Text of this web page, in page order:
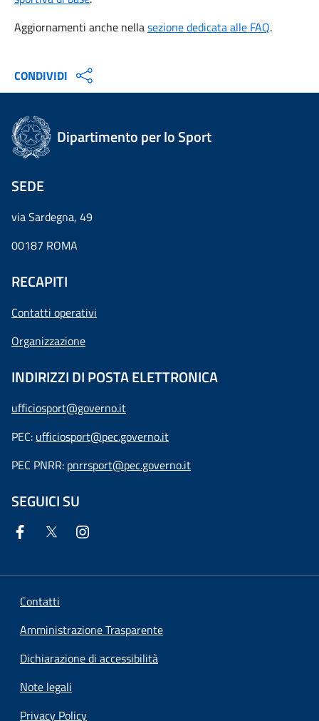
Aggiornamenti anche nellasezione dedicata alle FAQ.
CONDIVIDI
Dipartimento per lo Sport
SEDE
via Sardegna, 49
00187 ROMA
RECAPITI
Contatti operativi
Organizzazione
INDIRIZZI DI POSTA ELETTRONICA
ufficiosport@governo.it
PEC: ufficiosport@pec.governo.it
PEC PNRR: pnrrsport@pec.governo.it
SEGUICI SU
Contatti
Amministrazione Trasparente
Dichiarazione di accessibilità
Note legali
Privacy Policy